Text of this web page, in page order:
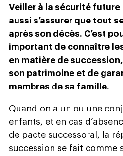
Veiller à la sécurité future
aussi s’assurer que tout
après son décès. C’est
important de connaître
en matière de
son patrimoine et de
membres de sa famille.
Quand on a un ou une
enfants, et en cas
de pacte successoral, la
succession se fait comme